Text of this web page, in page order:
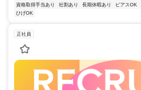
資格取得手当あり
社割あり 長期休暇あり ピアスOK
ひげOK
正社員